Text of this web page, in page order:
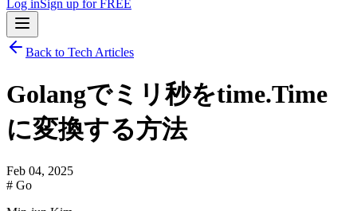
Log inSign up for FREE
Back to Tech Articles
Golangでミリ秒をtime.Time
に変換する方法
Feb 04, 2025
# Go